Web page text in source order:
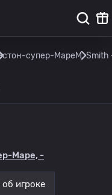
супер-МареM. Smith
Маре, -
игроке